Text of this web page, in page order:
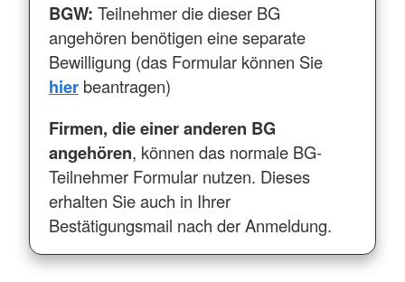
BGW: Teilnehmer die dieser BG
angehören benötigen eine separate
Bewilligung (das Formular können Sie
hierbeantragen)
Firmen, die einer anderen BG
angehören, können das normale BG-
Teilnehmer Formular nutzen. Dieses
erhalten Sie auch in Ihrer
Bestätigungsmail nach der Anmeldung.